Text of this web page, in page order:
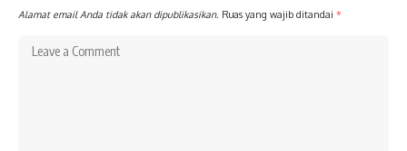
Alamat email Anda tidak akan dipublikasikan. Ruas yang wajib ditandai *